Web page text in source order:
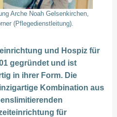
Arche Noah Gelsenkirchen,
(Pflegedienstleitung).
und Hospiz für
gegründet und ist
in ihrer Form. Die
Kombination aus
für